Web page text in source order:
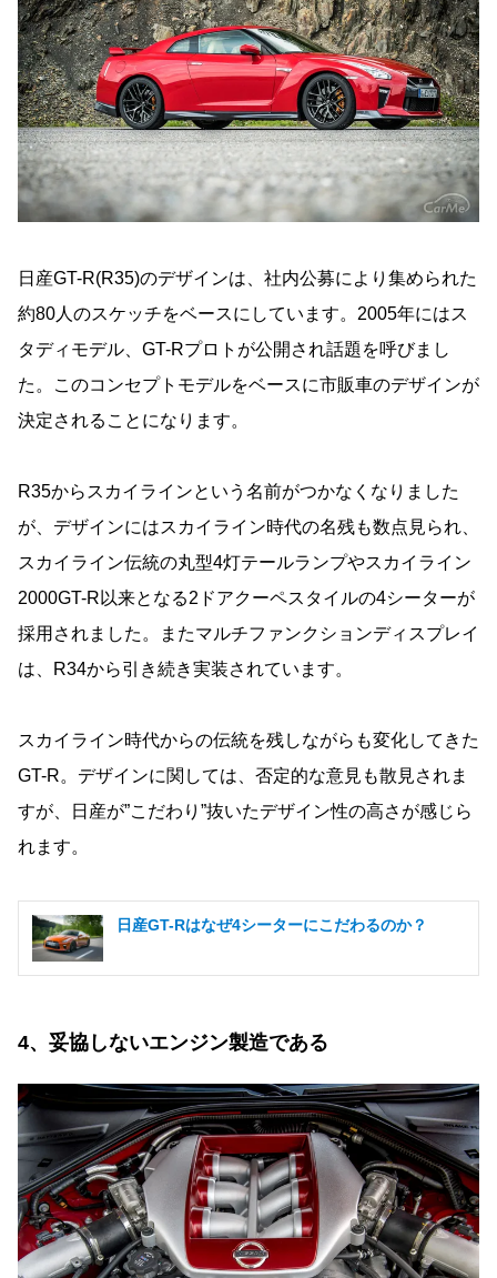
日産GT-R(R35)のデザインは、社内公募により集められた
約80人のスケッチをベースにしています。2005年にはス
タディモデル、GT-Rプロトが公開され話題を呼びまし
た。このコンセプトモデルをベースに市販車のデザインが
決定されることになります。
R35からスカイラインという名前がつかなくなりました
が、デザインにはスカイライン時代の名残も数点見られ、
スカイライン伝統の丸型4灯テールランプやスカイライン
2000GT-R以来となる2ドアクーペスタイルの4シーターが
採用されました。またマルチファンクションディスプレイ
は、R34から引き続き実装されています。
スカイライン時代からの伝統を残しながらも変化してきた
GT-R。デザインに関しては、否定的な意見も散見されま
すが、日産が”こだわり”抜いたデザイン性の高さが感じら
れます。
日産GT-Rはなぜ4シーターにこだわるのか？
4、妥協しないエンジン製造である